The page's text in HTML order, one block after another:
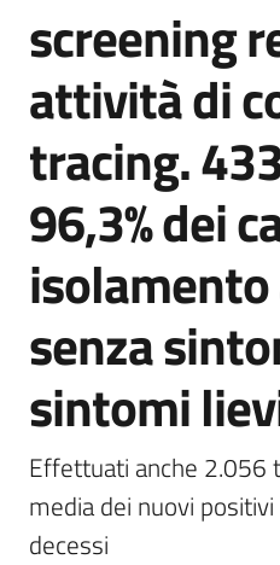
Seguici
su
screening
attività di
tracing.
96,3% dei
isolamento
senza
sintomi
Effettuati anche 2.056
media dei nuovi
decessi